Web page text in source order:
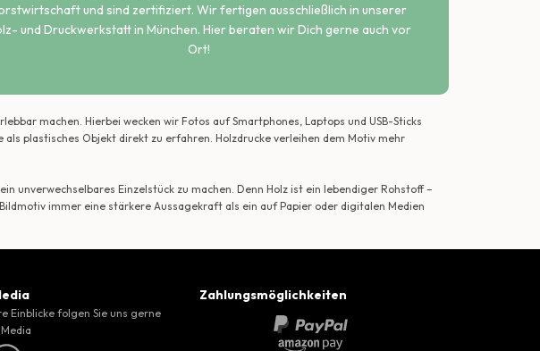
und sind zertifiziert. Wir fertigen ausschließlich in unserer
und Druckwerkstatt in München. Hier beraten wir Dich gerne auch vor
Ort!
machen. Hierbei wecken wir Fotos auf Smartphones, Laptops und USB-Sticks
plastisches Objekt direkt zu erfahren. Holzdrucke verleihen dem Motiv mehr
unverwechselbares Einzelstück zu machen. Denn Holz ist ein lebendiger Rohstoff –
immer eine stärkere Aussagekraft als ein auf Papier oder digitalen Medien
Einblicke folgen Sie uns gerne
Zahlungsmöglichkeiten